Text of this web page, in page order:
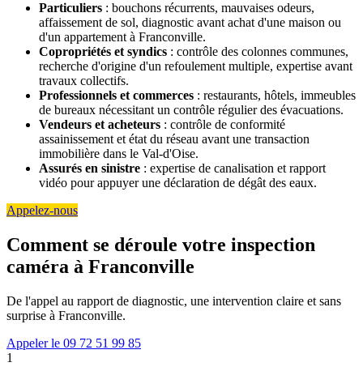
Particuliers : bouchons récurrents, mauvaises odeurs,
affaissement de sol, diagnostic avant achat d'une maison ou
d'un appartement à Franconville.
Copropriétés et syndics : contrôle des colonnes communes,
recherche d'origine d'un refoulement multiple, expertise avant
travaux collectifs.
Professionnels et commerces : restaurants, hôtels, immeubles
de bureaux nécessitant un contrôle régulier des évacuations.
Vendeurs et acheteurs : contrôle de conformité
assainissement et état du réseau avant une transaction
immobilière dans le Val-d'Oise.
Assurés en sinistre : expertise de canalisation et rapport
vidéo pour appuyer une déclaration de dégât des eaux.
Appelez-nous
Comment se déroule votre inspection
caméra à Franconville
De l'appel au rapport de diagnostic, une intervention claire et sans
surprise à Franconville.
Appeler le 09 72 51 99 85
1